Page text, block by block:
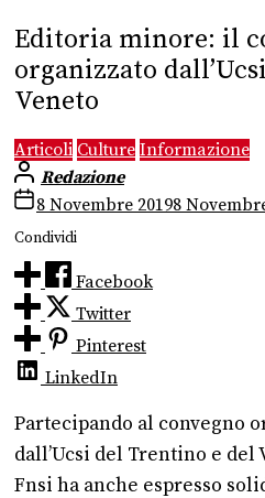
Editoria minore: il
organizzato
Veneto
Articoli Culture Informazione
Redazione
8 Novembre 20198
Condividi
Facebook
Twitter
Pinterest
LinkedIn
Partecipando al convegno
dall’Ucsi del Trentino e
Fnsi ha anche espresso